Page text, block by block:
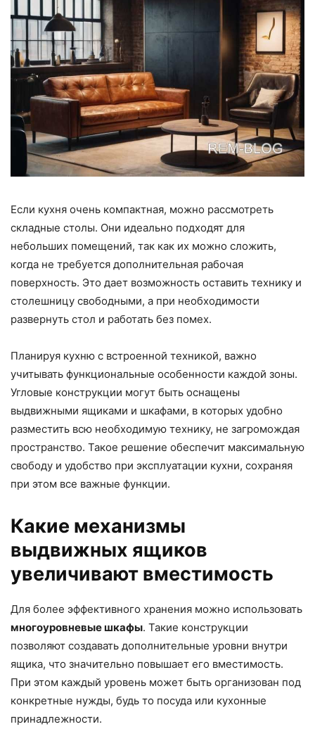
Если кухня очень компактная, можно рассмотреть
складные столы. Они идеально подходят для
небольших помещений, так как их можно сложить,
когда не требуется дополнительная рабочая
поверхность. Это дает возможность оставить технику и
столешницу свободными, а при необходимости
развернуть стол и работать без помех.
Планируя кухню с встроенной техникой, важно
учитывать функциональные особенности каждой зоны.
Угловые конструкции могут быть оснащены
выдвижными ящиками и шкафами, в которых удобно
разместить всю необходимую технику, не загромождая
пространство. Такое решение обеспечит максимальную
свободу и удобство при эксплуатации кухни, сохраняя
при этом все важные функции.
Какие механизмы
выдвижных ящиков
увеличивают вместимость
Для более эффективного хранения можно использовать
многоуровневые шкафы. Такие конструкции
позволяют создавать дополнительные уровни внутри
ящика, что значительно повышает его вместимость.
При этом каждый уровень может быть организован под
конкретные нужды, будь то посуда или кухонные
принадлежности.